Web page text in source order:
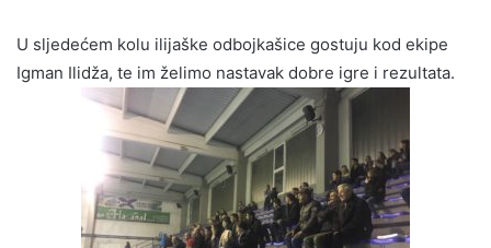
U sljedećem kolu ilijaške odbojkašice gostuju kod ekipe
Igman Ilidža, te im želimo nastavak dobre igre i rezultata.